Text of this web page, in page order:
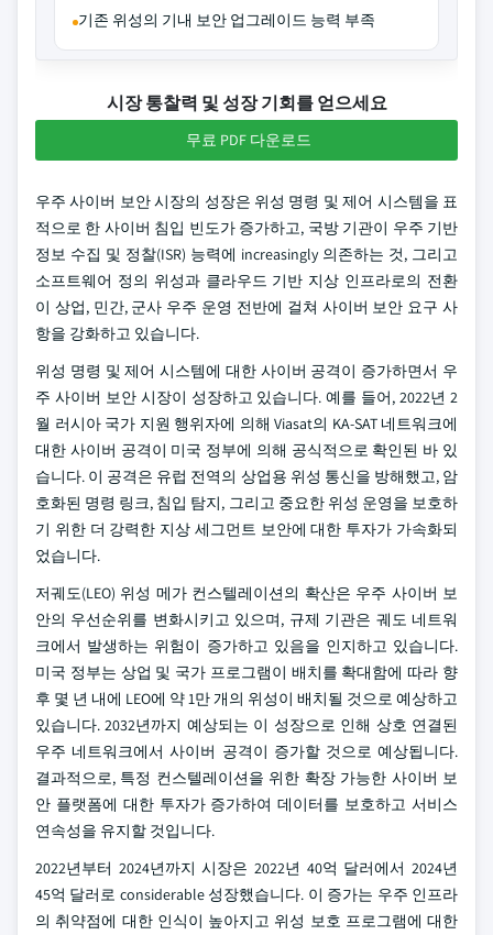
기존 위성의 기내 보안 업그레이드 능력 부족
시장 통찰력 및 성장 기회를 얻으세요
무료 PDF 다운로드
우주 사이버 보안 시장의 성장은 위성 명령 및 제어 시스템을 표
적으로 한 사이버 침입 빈도가 증가하고, 국방 기관이 우주 기반
정보 수집 및 정찰(ISR) 능력에 increasingly 의존하는 것, 그리고
소프트웨어 정의 위성과 클라우드 기반 지상 인프라로의 전환
이 상업, 민간, 군사 우주 운영 전반에 걸쳐 사이버 보안 요구 사
항을 강화하고 있습니다.
위성 명령 및 제어 시스템에 대한 사이버 공격이 증가하면서 우
주 사이버 보안 시장이 성장하고 있습니다. 예를 들어, 2022년 2
월 러시아 국가 지원 행위자에 의해 Viasat의 KA-SAT 네트워크에
대한 사이버 공격이 미국 정부에 의해 공식적으로 확인된 바 있
습니다. 이 공격은 유럽 전역의 상업용 위성 통신을 방해했고, 암
호화된 명령 링크, 침입 탐지, 그리고 중요한 위성 운영을 보호하
기 위한 더 강력한 지상 세그먼트 보안에 대한 투자가 가속화되
었습니다.
저궤도(LEO) 위성 메가 컨스텔레이션의 확산은 우주 사이버 보
안의 우선순위를 변화시키고 있으며, 규제 기관은 궤도 네트워
크에서 발생하는 위험이 증가하고 있음을 인지하고 있습니다.
미국 정부는 상업 및 국가 프로그램이 배치를 확대함에 따라 향
후 몇 년 내에 LEO에 약 1만 개의 위성이 배치될 것으로 예상하고
있습니다. 2032년까지 예상되는 이 성장으로 인해 상호 연결된
우주 네트워크에서 사이버 공격이 증가할 것으로 예상됩니다.
결과적으로, 특정 컨스텔레이션을 위한 확장 가능한 사이버 보
안 플랫폼에 대한 투자가 증가하여 데이터를 보호하고 서비스
연속성을 유지할 것입니다.
2022년부터 2024년까지 시장은 2022년 40억 달러에서 2024년
45억 달러로 considerable 성장했습니다. 이 증가는 우주 인프라
의 취약점에 대한 인식이 높아지고 위성 보호 프로그램에 대한